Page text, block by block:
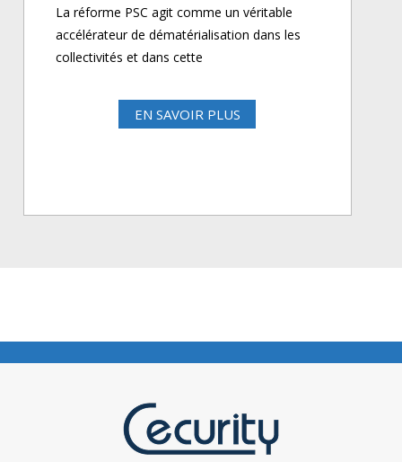
La réforme PSC agit comme un véritable
accélérateur de dématérialisation dans les
collectivités et dans cette
EN SAVOIR PLUS